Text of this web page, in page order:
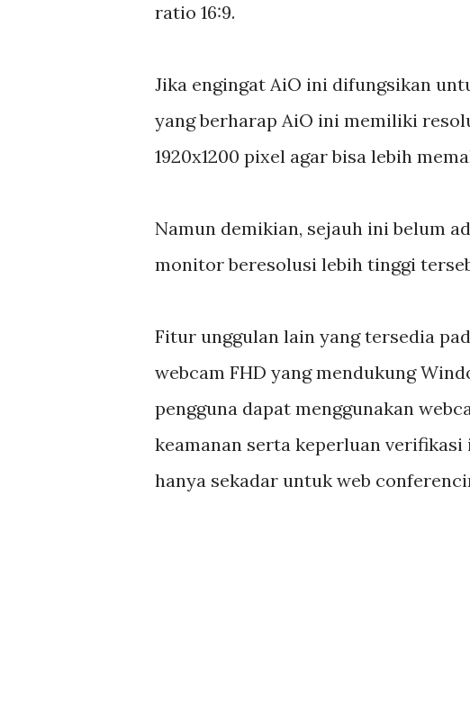
ratio 16:9.
Jika engingat AiO ini difungsikan
yang berharap AiO ini memiliki
1920x1200 pixel agar bisa lebih
Namun demikian, sejauh ini belum
monitor beresolusi lebih tinggi
Fitur unggulan lain yang tersedia
webcam FHD yang mendukung
pengguna dapat menggunakan
keamanan serta keperluan
hanya sekadar untuk web